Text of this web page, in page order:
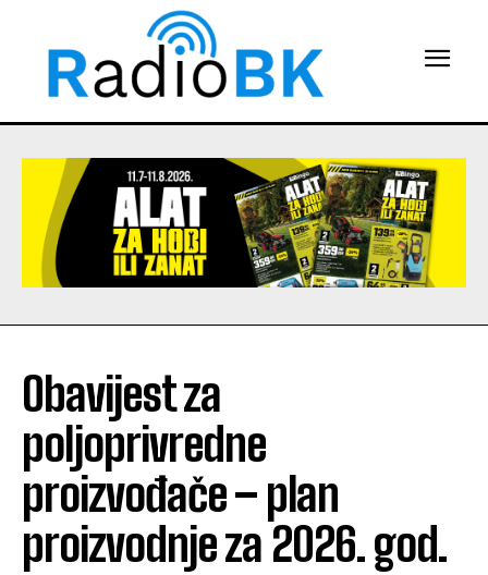
Obavijest za
poljoprivredne
proizvođače – plan
proizvodnje za 2026. god.